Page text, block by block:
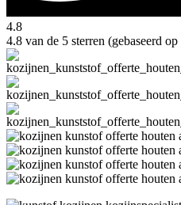
4.8
4.8 van de 5 sterren (gebaseerd op